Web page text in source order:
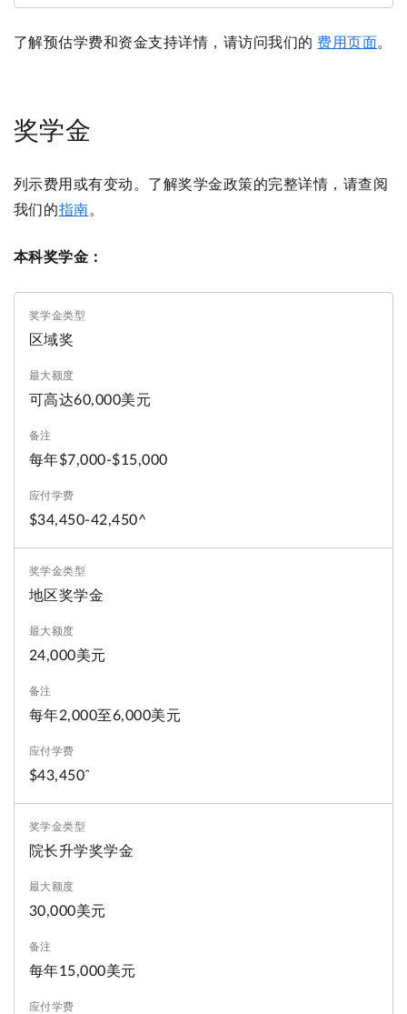
了解预估学费和资金支持详情，请访问我们的 费用页面 。
奖学金
列示费用或有变动。了解奖学金政策的完整详情，请查阅
我们的指南。
本科奖学金：
区域奖
可高达60,000美元
每年$7,000-$15,000
$34,450-42,450^
地区奖学金
24,000美元
每年2,000至6,000美元
$43,450ˆ
院长升学奖学金
30,000美元
每年15,000美元